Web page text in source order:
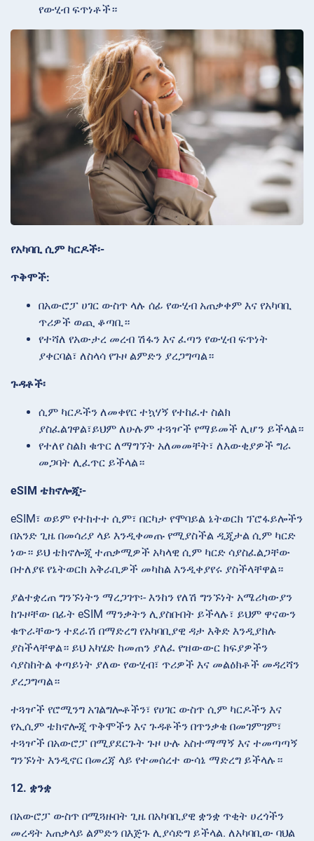
የውሂብ ፍጥነቶች።
የአካባቢ ሲም ካርዶች፡-
ጥቅሞች:
በአውሮፓ ሀገር ውስጥ ላሉ ሰፊ የውሂብ አጠቃቀም እና የአካባቢ
ጥሪዎች ወጪ ቆጣቢ።
የተሻለ የአውታረ መረብ ሽፋን እና ፈጣን የውሂብ ፍጥነት
ያቀርባል፣ ለስላሳ የጉዞ ልምድን ያረጋግጣል።
ጉዳቶች፡
ሲም ካርዶችን ለመቀየር ተኳሃኝ የተከፈተ ስልክ
ያስፈልገዋል፣ይህም ለሁሉም ተጓዦች የማይመች ሊሆን ይችላል።
የተለየ ስልክ ቁጥር ለማግኘት አለመመቸት፣ ለእውቂያዎች ግራ
መጋባት ሊፈጥር ይችላል።
eSIM ቴክኖሎጂ፡-
eSIM፣ ወይም የተከተተ ሲም፣ በርካታ የሞባይል ኔትወርክ ፕሮፋይሎችን
በአንድ ጊዜ በመሳሪያ ላይ እንዲቀመጡ የሚያስችል ዲጂታል ሲም ካርድ
ነው። ይህ ቴክኖሎጂ ተጠቃሚዎች አካላዊ ሲም ካርድ ሳያስፈልጋቸው
በተለያዩ የኔትወርክ አቅራቢዎች መካከል እንዲቀያየሩ ያስችላቸዋል።
ያልተቋረጠ ግንኙነትን ማረጋገጥ፡- እንከን የለሽ ግንኙነት አሜሪካውያን
ከጉዞቸው በፊት eSIM ማንቃትን ሊያስቡበት ይችላሉ፣ ይህም ዋናውን
ቁጥራቸውን ተደራሽ በማድረግ የአካባቢያዊ ዳታ እቅድ እንዲያክሉ
ያስችላቸዋል። ይህ አካሄድ ከመጠን ያለፈ የዝውውር ክፍያዎችን
ሳያስከትል ቀጣይነት ያለው የውሂብ፣ ጥሪዎች እና መልዕክቶች መዳረሻን
ያረጋግጣል።
ተጓዦች የሮሚንግ አገልግሎቶችን፣ የሀገር ውስጥ ሲም ካርዶችን እና
የኢሲም ቴክኖሎጂ ጥቅሞችን እና ጉዳቶችን በጥንቃቄ በመገምገም፣
ተጓዦች በአውሮፓ በሚያደርጉት ጉዞ ሁሉ አስተማማኝ እና ተመጣጣኝ
ግንኙነት እንዲኖር በመረጃ ላይ የተመሰረተ ውሳኔ ማድረግ ይችላሉ።
12. ቋንቋ
በአውሮፓ ውስጥ በሚጓዙበት ጊዜ በአካባቢያዊ ቋንቋ ጥቂት ሀረጎችን
መረዳት አጠቃላይ ልምድን በእጅጉ ሊያሳድግ ይችላል. ለአካባቢው ባህል